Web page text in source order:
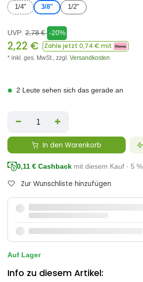
1/4" 3/8" 1/2"
UVP: 2,78€ -20%
2,22 € Zahle jetzt 0,74 € mit
* inkl. ges. MwSt., zzgl. Versandkosten
2 Leute sehen sich das gerade an
In den Warenkorb
0,11 € Cashback mit diesem Kauf · 5 %
Zur Wunschliste hinzufügen
Auf Lager
Info zu diesem Artikel: